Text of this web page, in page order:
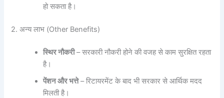
हो सकता है।
2. अन्य लाभ (Other Benefits)
स्थिरनौकरी– सरकारी नौकरी होने की वजह से काम सुरक्षित रहता
है।
पेंशनऔरभत्ते– रिटायरमेंट के बाद भी सरकार से आर्थिक मदद
मिलती है।